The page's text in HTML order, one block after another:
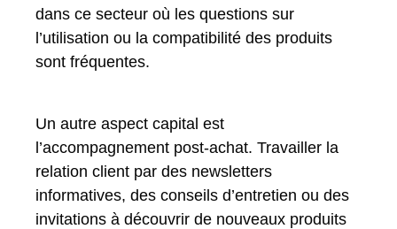
dans ce secteur où les questions sur
l’utilisation ou la compatibilité des produits
sont fréquentes.
Un autre aspect capital est
l’accompagnement post-achat. Travailler la
relation client par des newsletters
informatives, des conseils d’entretien ou des
invitations à découvrir de nouveaux produits